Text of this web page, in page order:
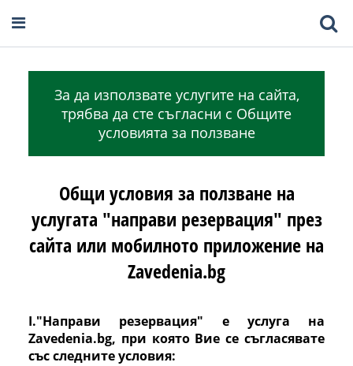
За да използвате услугите на сайта,
трябва да сте съгласни с Общите
условията за ползване
Общи условия за ползване на
услугата "направи резервация" през
сайта или мобилното приложение на
Zavedenia.bg
I."Направи резервация" е услуга на
Zavedenia.bg, при която Вие се съгласявате
със следните условия: